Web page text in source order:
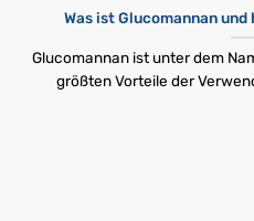
Was ist Glucomannan
Glucomannan ist unter dem
größten Vorteile der